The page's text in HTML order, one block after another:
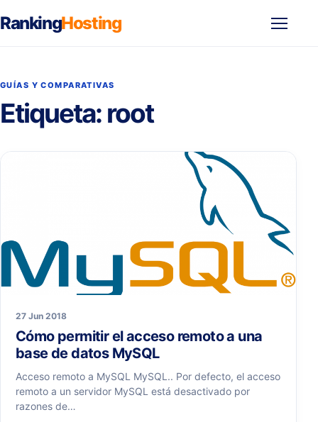
RankingHosting
GUÍAS Y COMPARATIVAS
Etiqueta: root
27 Jun 2018
Cómo permitir el acceso remoto a una
base de datos MySQL
Acceso remoto a MySQL MySQL.. Por defecto, el acceso
remoto a un servidor MySQL está desactivado por
razones de…